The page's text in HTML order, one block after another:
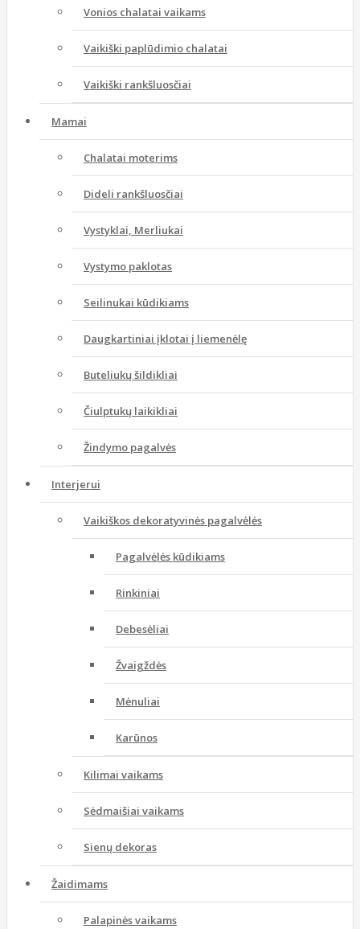
Vonios chalatai vaikams
Vaikiški paplūdimio chalatai
Vaikiški rankšluosčiai
Mamai
Chalatai moterims
Dideli rankšluosčiai
Vystyklai, Merliukai
Vystymo paklotas
Seilinukai kūdikiams
Daugkartiniai įklotai į liemenėlę
Buteliukų šildikliai
Čiulptukų laikikliai
Žindymo pagalvės
Interjerui
Vaikiškos dekoratyvinės pagalvėlės
Pagalvėlės kūdikiams
Rinkiniai
Debesėliai
Žvaigždės
Mėnuliai
Karūnos
Kilimai vaikams
Sėdmaišiai vaikams
Sienų dekoras
Žaidimams
Palapinės vaikams